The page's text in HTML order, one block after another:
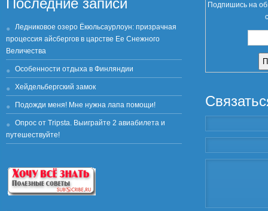
Последние записи
Ледниковое озеро Ёкюльсаурлоун: призрачная
процессия айсбергов в царстве Ее Снежного
Величества
Особенности отдыха в Финляндии
Хейдельбергский замок
Подожди меня! Мне нужна лапа помощи!
Опрос от Tripsta. Выиграйте 2 авиабилета и
путешествуйте!
Подпишись на